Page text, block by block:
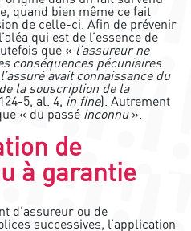
quand bien même ce fait
de celle-ci. Afin de prévenir
qui est de l’essence de
que « l’assureur ne
conséquences pécuniaires
avait connaissance du
la souscription de la
5, al. 4, in fine). Autrement
« du passé inconnu».
de
à garantie
ou de
successives, l’application